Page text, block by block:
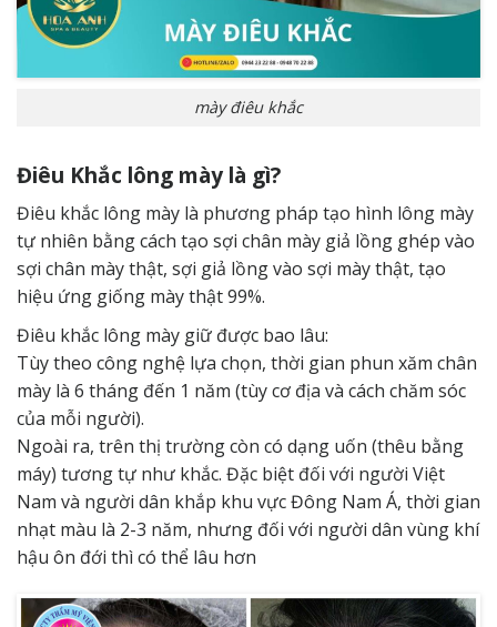
mày điêu khắc
Điêu Khắc lông mày là gì?
Điêu khắc lông mày là phương pháp tạo hình lông mày
tự nhiên bằng cách tạo sợi chân mày giả lồng ghép vào
sợi chân mày thật, sợi giả lồng vào sợi mày thật, tạo
hiệu ứng giống mày thật 99%.
Điêu khắc lông mày giữ được bao lâu:
Tùy theo công nghệ lựa chọn, thời gian phun xăm chân
mày là 6 tháng đến 1 năm (tùy cơ địa và cách chăm sóc
của mỗi người).
Ngoài ra, trên thị trường còn có dạng uốn (thêu bằng
máy) tương tự như khắc. Đặc biệt đối với người Việt
Nam và người dân khắp khu vực Đông Nam Á, thời gian
nhạt màu là 2-3 năm, nhưng đối với người dân vùng khí
hậu ôn đới thì có thể lâu hơn